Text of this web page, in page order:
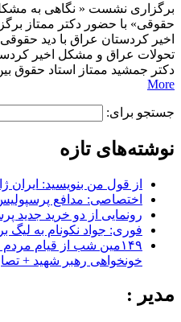
برگزاری نشست « نگاهی به
حقوقی» با حضور دکتر ممتاز
اخیر کردستان عراق با دید
تحولات عراق و مشکل اخیر
دکتر جمشید ممتاز استاد حقوق
More
جستجو برای:
نوشته‌های تازه
از قول من بنویسید: ایران
اختصاصی: مدافع
رونمایی از دو خرید جدید
فوری: جواد نکونام به لیگ
۱۴۹مین شب از قیام
خونخواهی رهبر شهید +
مدیر :